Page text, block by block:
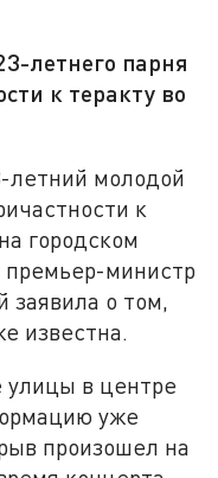
летнего парня
к теракту во
летний молодой
к
городском
министр
заявила о том,
известна.
улицы в центре
уже
произошел на